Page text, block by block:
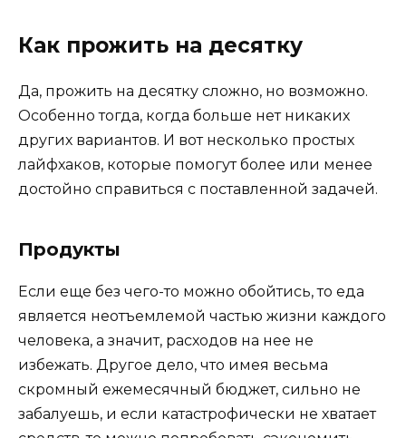
Как прожить на десятку
Да, прожить на десятку сложно, но возможно.
Особенно тогда, когда больше нет никаких
других вариантов. И вот несколько простых
лайфхаков, которые помогут более или менее
достойно справиться с поставленной задачей.
Продукты
Если еще без чего-то можно обойтись, то еда
является неотъемлемой частью жизни каждого
человека, а значит, расходов на нее не
избежать. Другое дело, что имея весьма
скромный ежемесячный бюджет, сильно не
забалуешь, и если катастрофически не хватает